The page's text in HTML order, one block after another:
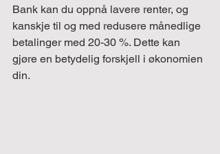
Bank kan du oppnå lavere renter, og
kanskje til og med redusere månedlige
betalinger med 20-30 %. Dette kan
gjøre en betydelig forskjell i økonomien
din.